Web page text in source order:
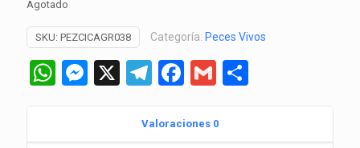
Agotado
SKU: PEZCICAGR038 Categoría: Peces Vivos
WhatsApp
Messenger
X Telegram
Facebook
Gmail
Valoraciones 0